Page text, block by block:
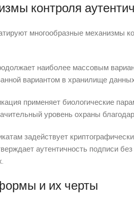
контроля
многообразные механизмы
наиболее массовым
вариантом в хранилище
применяет биологические
уровень охраны
задействует
аутентичность подписи
и их черты